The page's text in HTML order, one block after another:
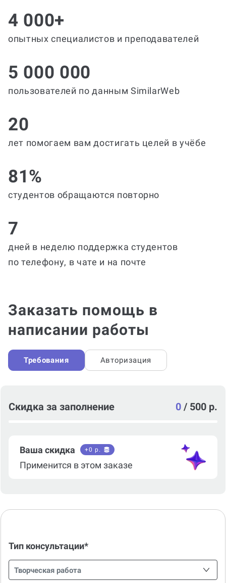
4 000+
опытных специалистов и преподавателей
5 000 000
пользователей по данным SimilarWeb
20
лет помогаем вам достигать целей в учёбе
81%
студентов обращаются повторно
7
дней в неделю поддержка студентов
по телефону, в чате и на почте
Заказать помощь в
написании работы
Требования Авторизация
Скидка за заполнение 0 / 500 р.
Ваша скидка +0 р.
Применится в этом заказе
Тип консультации*
Творческая работа